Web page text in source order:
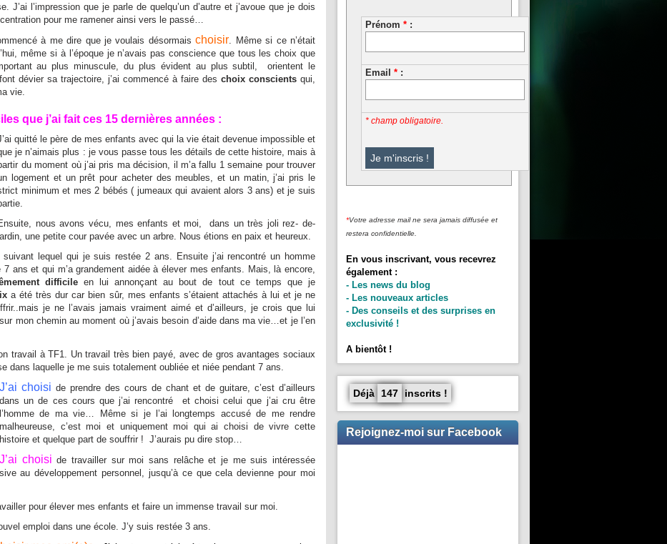
J’ai l’impression que je parle de quelqu’un d’autre et j’avoue que je dois
pour me ramener ainsi vers le passé…
à me dire que je voulais désormaischoisir. Même si ce n’était
même si à l’époque je n’avais pas conscience que tous les choix que
au plus minuscule, du plus évident au plus subtil, orientent le
dévier sa trajectoire, j’ai commencé à faire des choix conscients qui,
vie.
que j’ai fait ces 15 dernières années :
quitté le père de mes enfants avec qui la vie était devenue impossible et
je n’aimais plus : je vous passe tous les détails de cette histoire, mais à
du moment où j’ai pris ma décision, il m’a fallu 1 semaine pour trouver
logement et un prêt pour acheter des meubles, et un matin, j’ai pris le
minimum et mes 2 bébés ( jumeaux qui avaient alors 3 ans) et je suis
nous avons vécu, mes enfants et moi, dans un très joli rez- de-
une petite cour pavée avec un arbre. Nous étions en paix et heureux.
lequel qui je suis restée 2 ans. Ensuite j’ai rencontré un homme
ans et qui m’a grandement aidée à élever mes enfants. Mais, là encore,
difficileen lui annonçant au bout de tout ce temps que je
a été très dur car bien sûr, mes enfants s’étaient attachés à lui et je ne
je ne l’avais jamais vraiment aimé et d’ailleurs, je crois que lui
mon chemin au moment où j’avais besoin d’aide dans ma vie…et je l’en
travail à TF1. Un travail très bien payé, avec de gros avantages sociaux
dans laquelle je me suis totalement oubliée et niée pendant 7 ans.
J’ai choisi de prendre des cours de chant et de guitare, c’est d’ailleurs
dans un de ces cours que j’ai rencontré et choisi celui que j’ai cru être
l’homme de ma vie… Même si je l’ai longtemps accusé de me rendre
malheureuse, c’est moi et uniquement moi qui ai choisi de vivre cette
histoire et quelque part de souffrir ! J’aurais pu dire stop…
J’ai choisi de travailler sur moi sans relâche et je me suis intéressée
au développement personnel, jusqu’à ce que cela devienne pour moi
pour élever mes enfants et faire un immense travail sur moi.
emploi dans une école. J’y suis restée 3 ans.
Prénom * :
Email * :
* champ obligatoire.
*Votre adresse mail ne sera jamais diffusée et
restera confidentielle.
En vous inscrivant, vous recevrez
également :
- Les news du blog
- Les nouveaux articles
- Des conseils et des surprises en
exclusivité !
A bientôt !
Déjà 147 inscrits !
Rejoignez-moi sur Facebook